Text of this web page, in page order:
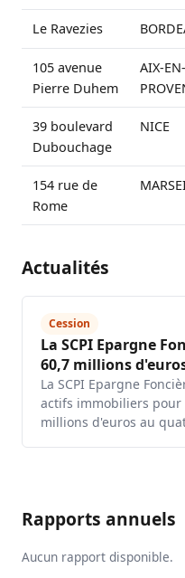
Le Ravezies
105 avenue
Pierre Duhem
AIX-EN-
39 boulevard
Dubouchage
NICE
154 rue de
Rome
Actualités
Cession
La SCPI Epargne
60,7 millions
La SCPI Epargne
actifs immobiliers
millions d'euros au
Rapports annuels
Aucun rapport disponible.